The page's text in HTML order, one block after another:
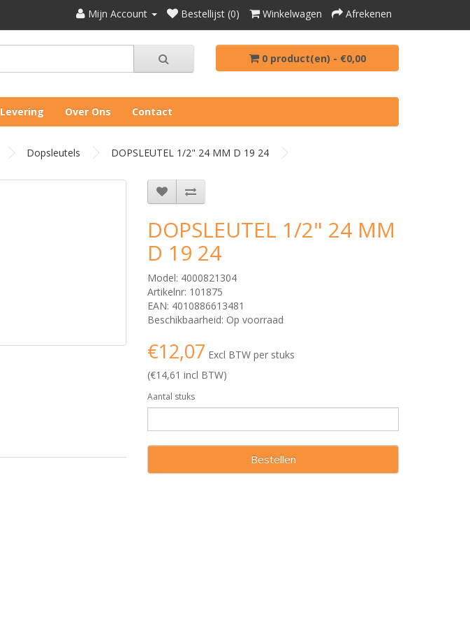
Mijn Account Bestellijst (0) Winkelwagen Afrekenen
0 product(en) - €0,00
Levering Over Ons Contact
Dopsleutels DOPSLEUTEL 1/2" 24 MM D 19 24
DOPSLEUTEL 1/2" 24 MM
D 19 24
Model: 4000821304
Artikelnr: 101875
EAN: 4010886613481
Beschikbaarheid: Op voorraad
€12,07 Excl BTW per stuks
(€14,61 incl BTW)
Aantal stuks
Bestellen